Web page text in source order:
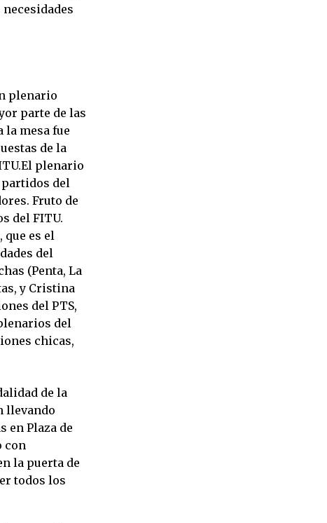
plenario
parte de las
la mesa fue
de la
plenario
del
Fruto de
del FITU.
es el
del
(Penta, La
y Cristina
del PTS,
del
chicas,
de la
llevando
en Plaza de
con
la puerta de
todos los